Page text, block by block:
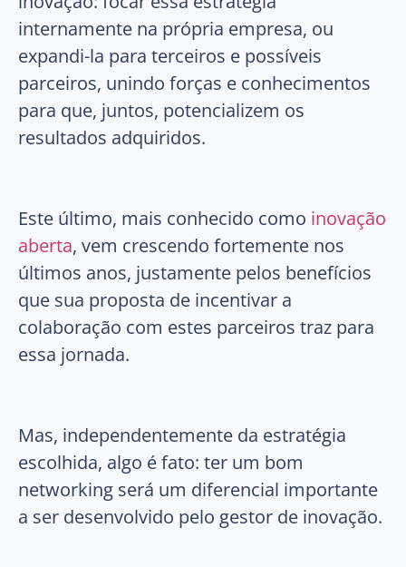
internamente na própria empresa, ou
expandi-la para terceiros e possíveis
parceiros, unindo forças e conhecimentos
para que, juntos, potencializem os
resultados adquiridos.
Este último, mais conhecido como inovação
aberta, vem crescendo fortemente nos
últimos anos, justamente pelos benefícios
que sua proposta de incentivar a
colaboração com estes parceiros traz para
essa jornada.
Mas, independentemente da estratégia
escolhida, algo é fato: ter um bom
networking será um diferencial importante
a ser desenvolvido pelo gestor de inovação.